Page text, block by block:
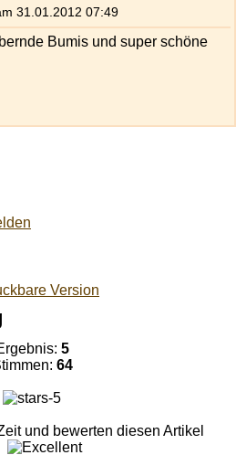
31.01.2012 07:49
Bumis und super schöne
5
64
und bewerten diesen Artikel